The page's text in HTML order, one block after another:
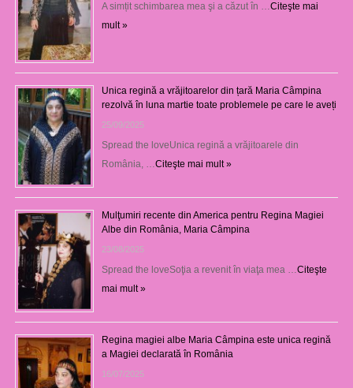
A simțit schimbarea mea şi a căzut în …Citeşte mai
mult »
Unica regină a vrăjitoarelor din țară Maria Câmpina
rezolvă în luna martie toate problemele pe care le aveți
25/09/2025
Spread the loveUnica regină a vrăjitoarele din
România, …Citeşte mai mult »
Mulţumiri recente din America pentru Regina Magiei
Albe din România, Maria Câmpina
23/08/2025
Spread the loveSoţia a revenit în viaţa mea …Citeşte
mai mult »
Regina magiei albe Maria Câmpina este unica regină
a Magiei declarată în România
16/07/2025